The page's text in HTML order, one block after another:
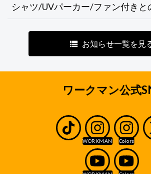
シャツ/UVパーカー/ファン付きと
お知らせ一覧を見
ワークマン公式